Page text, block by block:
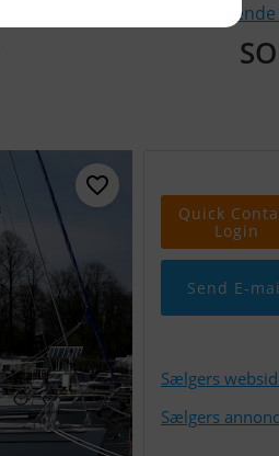
Quick
Login
Send E-
Sælgers
Sælgers